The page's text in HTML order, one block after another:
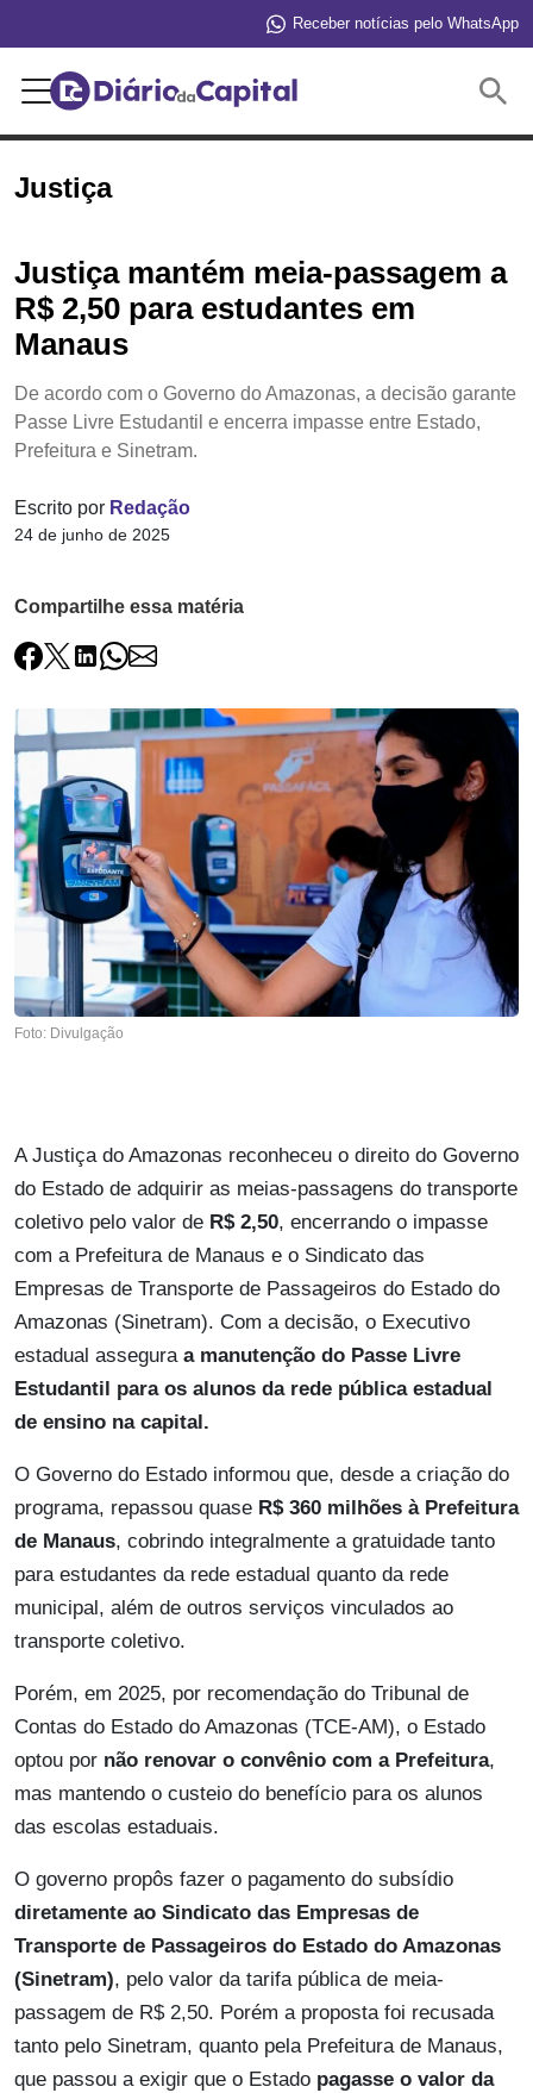
Receber notícias pelo WhatsApp
Justiça
Justiça mantém meia-passagem a
R$ 2,50 para estudantes em
Manaus
De acordo com o Governo do Amazonas, a decisão garante
Passe Livre Estudantil e encerra impasse entre Estado,
Prefeitura e Sinetram.
Escrito por Redação
24 de junho de 2025
Compartilhe essa matéria
Foto: Divulgação
A Justiça do Amazonas reconheceu o direito do Governo
do Estado de adquirir as meias-passagens do transporte
coletivo pelo valor de R$ 2,50, encerrando o impasse
com a Prefeitura de Manaus e o Sindicato das
Empresas de Transporte de Passageiros do Estado do
Amazonas (Sinetram). Com a decisão, o Executivo
estadual assegura a manutenção do Passe Livre
Estudantil para os alunos da rede pública estadual
de ensino na capital.
O Governo do Estado informou que, desde a criação do
programa, repassou quase R$ 360 milhões à Prefeitura
de Manaus, cobrindo integralmente a gratuidade tanto
para estudantes da rede estadual quanto da rede
municipal, além de outros serviços vinculados ao
transporte coletivo.
Porém, em 2025, por recomendação do Tribunal de
Contas do Estado do Amazonas (TCE-AM), o Estado
optou por não renovar o convênio com a Prefeitura,
mas mantendo o custeio do benefício para os alunos
das escolas estaduais.
O governo propôs fazer o pagamento do subsídio
diretamente ao Sindicato das Empresas de
Transporte de Passageiros do Estado do Amazonas
(Sinetram), pelo valor da tarifa pública de meia-
passagem de R$ 2,50. Porém a proposta foi recusada
tanto pelo Sinetram, quanto pela Prefeitura de Manaus,
que passou a exigir que o Estado pagasse o valor da